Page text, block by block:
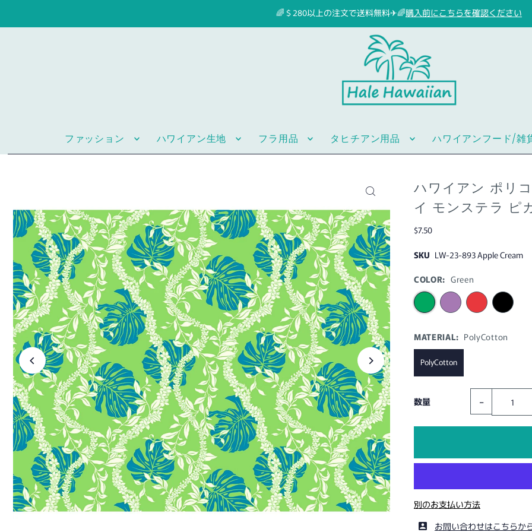
🌈＄280以上の注文で送料無料✈🌈購入前にこちらを確認ください
ファッション ハワイアン生地 フラ用品 タヒチアン用品 ハワイアンフード/雑
ハワイアン ポリ
イ モンステラ ピ
$7.50
SKU LW-23-893 Apple Cream
COLOR: Green
MATERIAL: PolyCotton
PolyCotton
数量 -
別のお支払い方法
お問い合わせはこちらか